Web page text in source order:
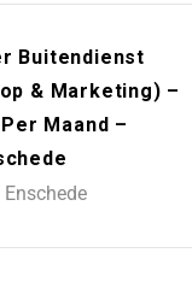
Buitendienst
& Marketing) –
Maand –
Enschede